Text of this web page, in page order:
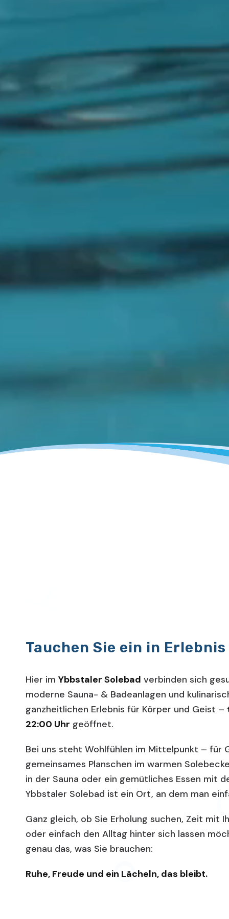
Tauchen Sie ein in Erlebnis
Hier im Ybbstaler Solebad verbinden sich
moderne Sauna- & Badeanlagen und
ganzheitlichen Erlebnis für Körper und Geist –
22:00 Uhr geöffnet.
Bei uns steht Wohlfühlen im Mittelpunkt – für
gemeinsames Planschen im warmen
in der Sauna oder ein gemütliches Essen mit
Ybbstaler Solebad ist ein Ort, an dem man
Ganz gleich, ob Sie Erholung suchen, Zeit mit
oder einfach den Alltag hinter sich lassen
genau das, was Sie brauchen:
Ruhe, Freude und ein Lächeln, das bleibt.